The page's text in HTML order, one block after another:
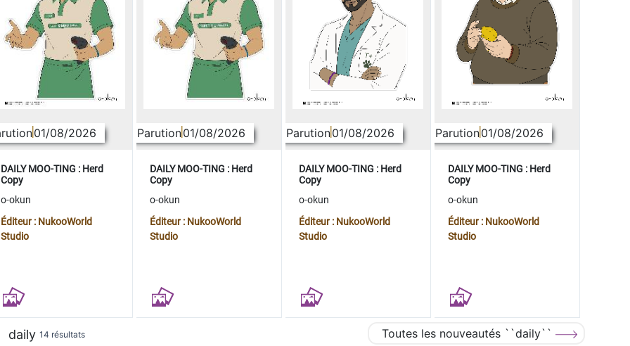
01/08/2026
DAILY MOO-TING : Herd
Copy
o-okun
Éditeur : NukooWorld
Studio
Parution01/08/2026
DAILY MOO-TING : Herd
Copy
o-okun
Éditeur : NukooWorld
Studio
Parution01/08/2026
DAILY MOO-TING : Herd
Copy
o-okun
Éditeur : NukooWorld
Studio
Parution01/08/2026
DAILY MOO-TING : Herd
Copy
o-okun
Éditeur : NukooWorld
Studio
daily 14 résultats Toutes les nouveautés ``daily``